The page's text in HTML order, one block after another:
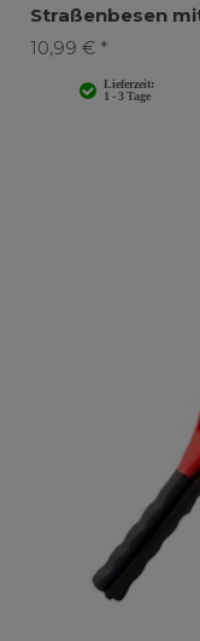
Straßenbesen
10,99 € *